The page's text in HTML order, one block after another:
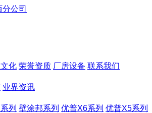
化 荣誉资质 厂房设备 联系我们
业界资讯
列 壁涂邦系列 优普X6系列 优普X5系列